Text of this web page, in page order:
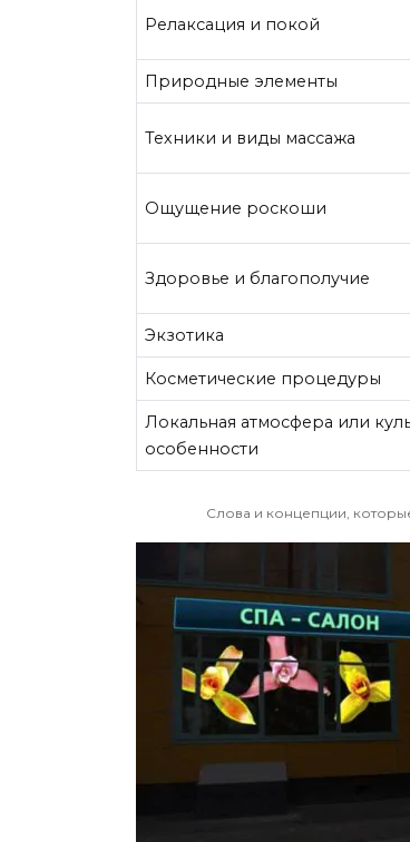
Релаксация и покой
Природные элементы
Техники и виды массажа
Ощущение роскоши
Здоровье и благополучие
Экзотика
Косметические процедуры
Локальная атмосфера или
особенности
Слова и концепции,